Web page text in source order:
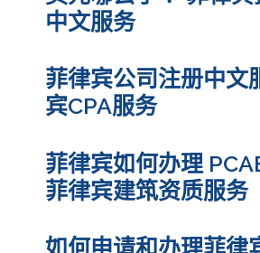
中文服务
菲律宾公司注册中文
宾CPA服务
菲律宾如何办理
菲律宾建筑资质服务
如何申请和办理菲律